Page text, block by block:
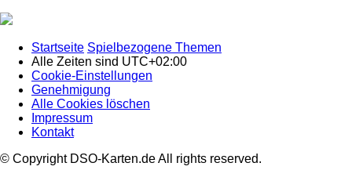
Startseite Spielbezogene Themen
Alle Zeiten sind UTC+02:00
Cookie-Einstellungen
Genehmigung
Alle Cookies löschen
Impressum
Kontakt
© Copyright DSO-Karten.de All rights reserved.